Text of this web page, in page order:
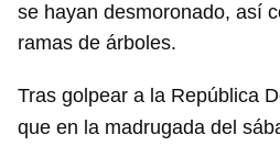
se hayan desmoronado, así
ramas de árboles.
Tras golpear a la República
que en la madrugada del